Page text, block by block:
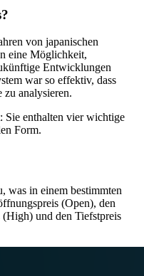
von japanischen
eine Möglichkeit,
Entwicklungen
war so effektiv, dass
zu analysieren.
Sie enthalten vier wichtige
Form.
was in einem bestimmten
(Open), den
(High) und den Tiefstpreis